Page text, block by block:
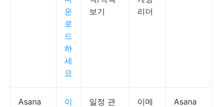
운
로
드
하
세
요
보기
리더
Asana
이
일정 관
이메
Asana